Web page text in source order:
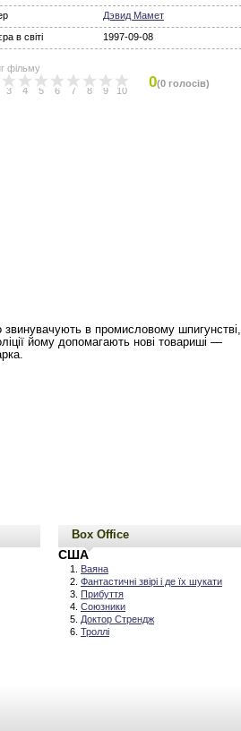
Дэвид Мамет
в світі
1997-09-08
фільму
3 4 5 6 7 8 9 10 0(0 голосів)
звинувачують в промисловому шпигунстві,
йому допомагають нові товариші —
Box Office
США
Ваяна
Фантастичні звірі і де їх шукати
Прибуття
Союзники
Доктор Стрендж
Троллі